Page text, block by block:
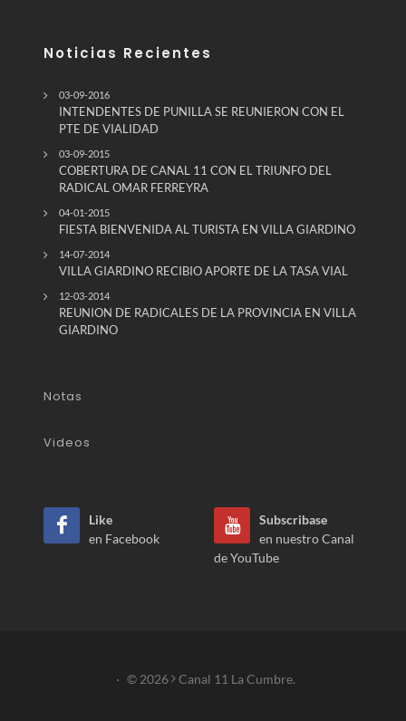
Noticias Recientes
03-09-2016
INTENDENTES DE PUNILLA SE REUNIERON CON EL
PTE DE VIALIDAD
03-09-2015
COBERTURA DE CANAL 11 CON EL TRIUNFO DEL
RADICAL OMAR FERREYRA
04-01-2015
FIESTA BIENVENIDA AL TURISTA EN VILLA GIARDINO
14-07-2014
VILLA GIARDINO RECIBIO APORTE DE LA TASA VIAL
12-03-2014
REUNION DE RADICALES DE LA PROVINCIA EN VILLA
GIARDINO
Notas
Videos
Like
en Facebook
Subscribase
en nuestro Canal
de YouTube
· © 2026 Canal 11 La Cumbre.